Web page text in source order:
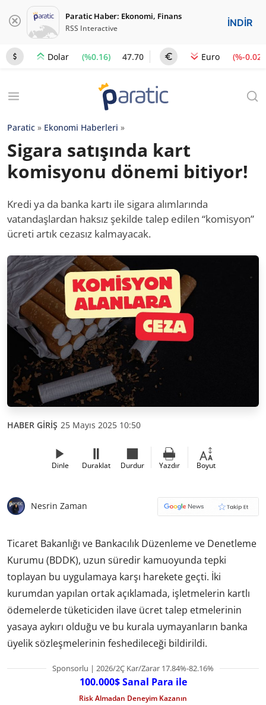
Paratic Haber: Ekonomi, Finans
RSS Interactive İNDİR
Dolar (%0.16) 47.70 Euro (%-0.02)
Paratic » Ekonomi Haberleri »
Sigara satışında kart
komisyonu dönemi bitiyor!
Kredi ya da banka kartı ile sigara alımlarında
vatandaşlardan haksız şekilde talep edilen “komisyon”
ücreti artık cezasız kalmayacak.
HABER GİRİŞ 25 Mayıs 2025 10:50
Dinle Duraklat Durdur Yazdır Boyut
Nesrin Zaman
Ticaret Bakanlığı ve Bankacılık Düzenleme ve Denetleme
Kurumu (BDDK), uzun süredir kamuoyunda tepki
toplayan bu uygulamaya karşı harekete geçti. İki
kurumdan yapılan ortak açıklamada, işletmelerin kartlı
ödemelerde tüketiciden ilave ücret talep etmelerinin
yasaya aykırı olduğu ve bu kurala uymayanların banka
üyelik sözleşmelerinin feshedileceği bildirildi.
Sponsorlu | 2026/2Ç Kar/Zarar 17.84%-82.16%
100.000$ Sanal Para ile
Risk Almadan Deneyim Kazanın